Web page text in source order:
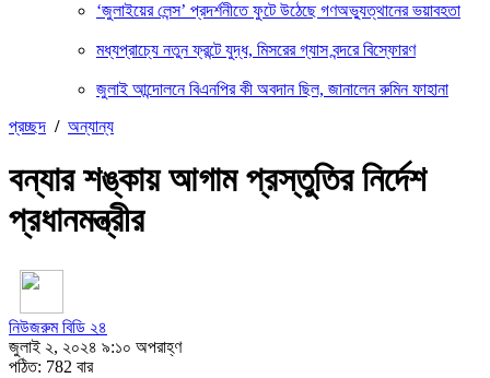
‘জুলাইয়ের লেন্স’ প্রদর্শনীতে ফুটে উঠেছে গণঅভ্যুত্থানের ভয়াবহতা
মধ্যপ্রাচ্যে নতুন ফ্রন্টে যুদ্ধ, মিসরের গ্যাস বন্দরে বিস্ফোরণ
জুলাই আন্দোলনে বিএনপির কী অবদান ছিল, জানালেন রুমিন ফাহানা
প্রচ্ছদ / অন্যান্য
বন্যার শঙ্কায় আগাম প্রস্তুতির নির্দেশ
প্রধানমন্ত্রীর
নিউজরুম বিডি ২৪
জুলাই ২, ২০২৪ ৯:১০ অপরাহ্ণ
পঠিত: 782 বার